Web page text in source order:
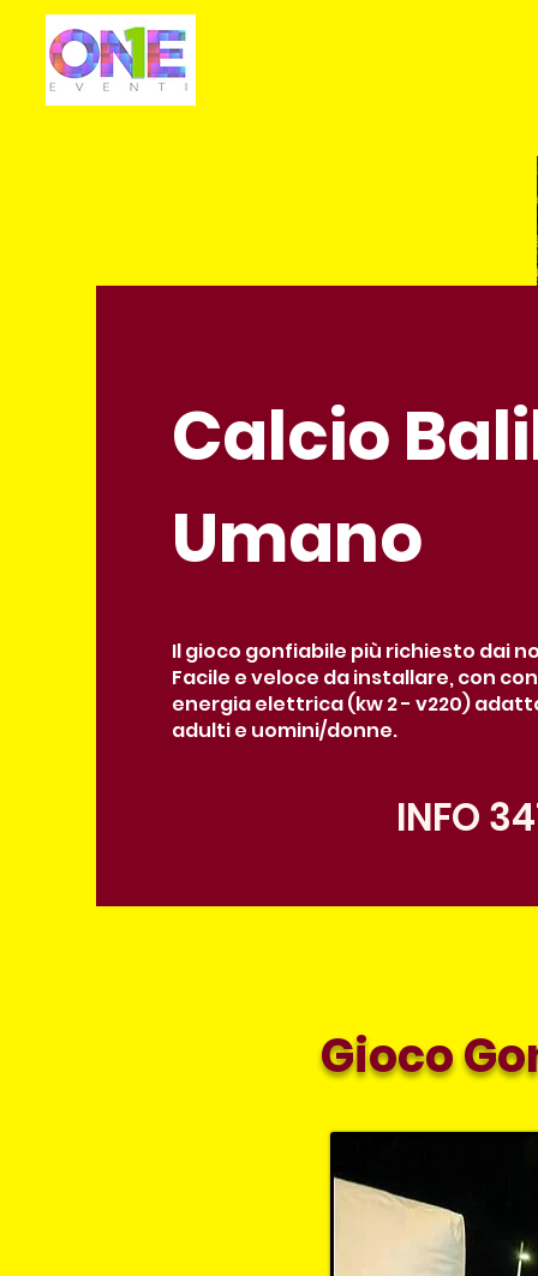
Calcio
Umano
Il gioco gonfiabile più richiesto dai
Facile e veloce da installare, con
energia elettrica (kw 2 - v220)
adulti e uomini/donne.
INFO
Gioco